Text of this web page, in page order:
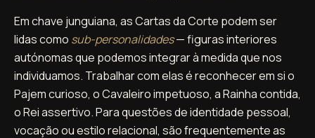
Em chave junguiana, as Cartas da Corte podem ser
lidas como sub-personalidades— figuras interiores
autónomas que podemos integrar à medida que nos
individuamos. Trabalhar com elas é reconhecer em si o
Pajem curioso, o Cavaleiro impetuoso, a Rainha contida,
o Rei assertivo. Para questões de identidade pessoal,
vocação ou estilo relacional, são frequentemente as